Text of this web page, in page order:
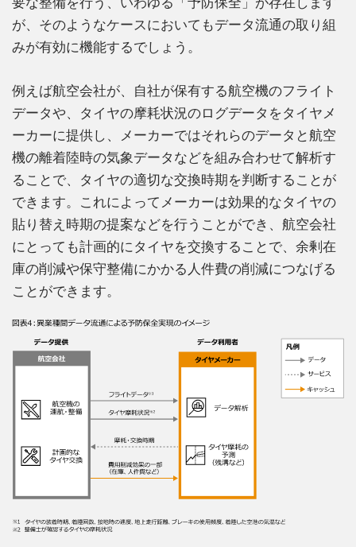
が、そのようなケースにおいてもデータ流通の取り組
みが有効に機能するでしょう。
例えば航空会社が、自社が保有する航空機のフライト
データや、タイヤの摩耗状況のログデータをタイヤメ
ーカーに提供し、メーカーではそれらのデータと航空
機の離着陸時の気象データなどを組み合わせて解析す
ることで、タイヤの適切な交換時期を判断することが
できます。これによってメーカーは効果的なタイヤの
貼り替え時期の提案などを行うことができ、航空会社
にとっても計画的にタイヤを交換することで、余剰在
庫の削減や保守整備にかかる人件費の削減につなげる
ことができます。